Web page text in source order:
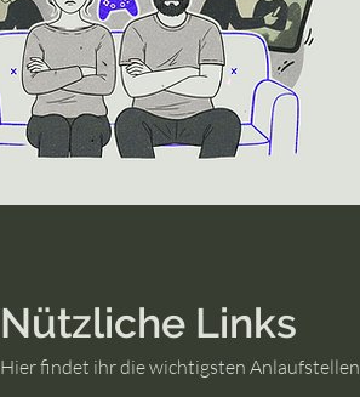
Nützliche Links
Hier findet ihr die wichtigsten